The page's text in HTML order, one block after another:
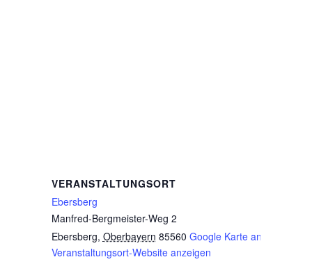
VERANSTALTUNGSORT
Ebersberg
Manfred-Bergmeister-Weg 2
Ebersberg, Oberbayern 85560 Google Karte anzeigen
Veranstaltungsort-Website anzeigen